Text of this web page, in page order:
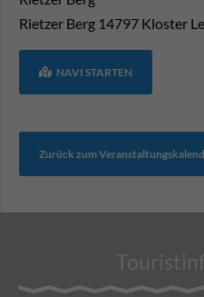
Rietzer Berg 14797 Kloster
NAVI STARTEN
Zurück zum